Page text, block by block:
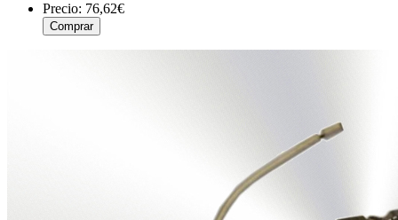
Precio: 76,62€